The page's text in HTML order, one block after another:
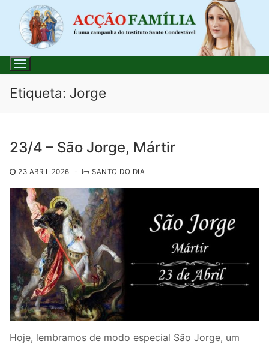
para
conteúdo
por:
Início
Loja
Blog
Santo do Dia
Quem somos nós
Etiqueta: Jorge
23/4 – São Jorge, Mártir
23 ABRIL 2026 - SANTO DO DIA
Hoje, lembramos de modo especial São Jorge, um